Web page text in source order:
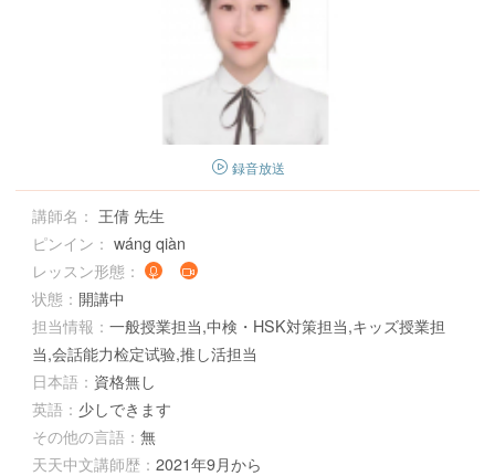
録音放送
講師名： 王倩 先生
ピンイン： wáng qiàn
レッスン形態：
状態： 開講中
担当情報：一般授業担当,中検・HSK対策担当,キッズ授業担
当,会話能力检定试验,推し活担当
日本語： 資格無し
英語： 少しできます
その他の言語：無
天天中文講師歴：2021年9月から